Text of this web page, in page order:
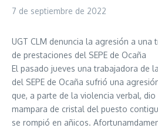
7 de septiembre de 2022
UGT CLM denuncia la agresión a una
de prestaciones del SEPE de Ocaña
El pasado jueves una trabajadora de
del SEPE de Ocaña sufrió una
que, a parte de la violencia verbal,
mampara de cristal del puesto
se rompió en añicos.